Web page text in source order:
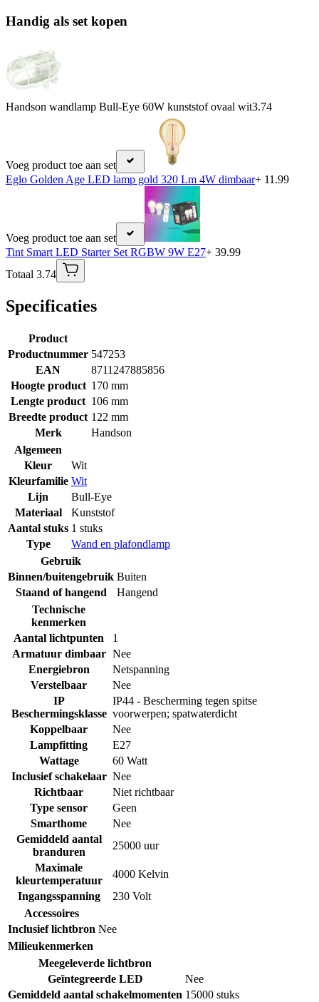
Handig als set kopen
Handson wandlamp Bull-Eye 60W kunststof ovaal wit3.74
Voeg product toe aan set
Eglo Golden Age LED lamp gold 320 Lm 4W dimbaar+ 11.99
Voeg product toe aan set
Tint Smart LED Starter Set RGBW 9W E27+ 39.99
Totaal 3.74
Specificaties
Product
Productnummer 547253
EAN
8711247885856
Hoogte product 170 mm
Lengte product 106 mm
Breedte product 122 mm
Merk
Handson
Algemeen
Kleur
Wit
Kleurfamilie Wit
Lijn
Bull-Eye
Materiaal
Kunststof
Aantal stuks 1 stuks
Type
Wand en plafondlamp
Gebruik
Binnen/buitengebruik Buiten
Staand of hangend
Hangend
Technische
kenmerken
Aantal lichtpunten
1
Armatuur dimbaar Nee
Energiebron
Netspanning
Verstelbaar
Nee
IP
Beschermingsklasse
IP44 - Bescherming tegen spitse
voorwerpen; spatwaterdicht
Koppelbaar
Nee
Lampfitting
E27
Wattage
60 Watt
Inclusief schakelaar Nee
Richtbaar
Niet richtbaar
Type sensor
Geen
Smarthome
Nee
Gemiddeld aantal
branduren
25000 uur
Maximale
kleurtemperatuur
4000 Kelvin
Ingangsspanning
230 Volt
Accessoires
Inclusief lichtbron Nee
Milieukenmerken
Meegeleverde lichtbron
Geïntegreerde LED
Nee
Gemiddeld aantal schakelmomenten 15000 stuks